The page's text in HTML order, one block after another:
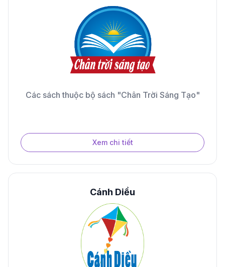
Các sách thuộc bộ sách "Chân Trời Sáng Tạo"
Xem chi tiết
Cánh Diều